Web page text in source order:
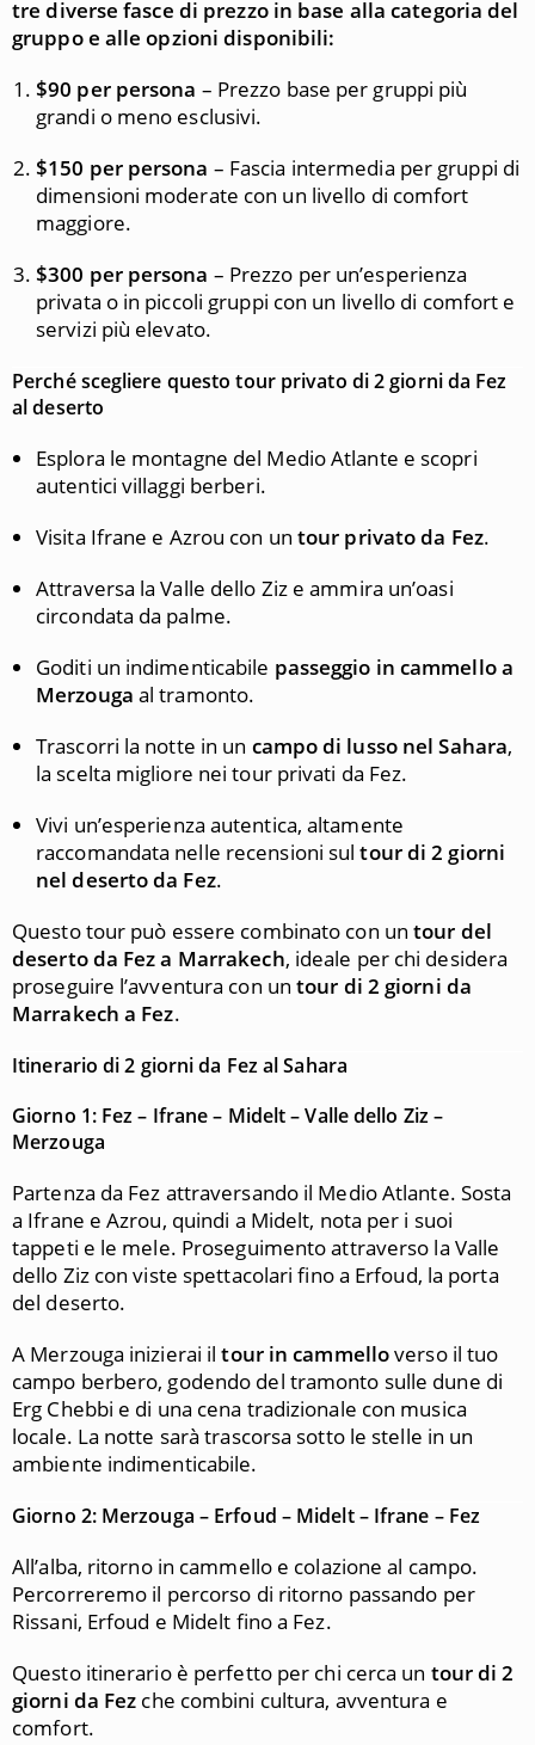
tre diverse fasce di prezzo in base alla categoria del
gruppo e alle opzioni disponibili:
$90 per persona – Prezzo base per gruppi più
grandi o meno esclusivi.
$150 per persona – Fascia intermedia per gruppi di
dimensioni moderate con un livello di comfort
maggiore.
$300 per persona – Prezzo per un’esperienza
privata o in piccoli gruppi con un livello di comfort e
servizi più elevato.
Perché scegliere questo tour privato di 2 giorni da Fez
al deserto
Esplora le montagne del Medio Atlante e scopri
autentici villaggi berberi.
Visita Ifrane e Azrou con un tour privato da Fez.
Attraversa la Valle dello Ziz e ammira un’oasi
circondata da palme.
Goditi un indimenticabile passeggio in cammello a
Merzouga al tramonto.
Trascorri la notte in un campo di lusso nel Sahara,
la scelta migliore nei tour privati da Fez.
Vivi un’esperienza autentica, altamente
raccomandata nelle recensioni sultour di 2 giorni
nel deserto da Fez.
Questo tour può essere combinato con un tour del
deserto da Fez a Marrakech, ideale per chi desidera
proseguire l’avventura con untour di 2 giorni da
Marrakech a Fez.
Itinerario di 2 giorni da Fez al Sahara
Giorno 1: Fez – Ifrane – Midelt – Valle dello Ziz –
Merzouga
Partenza da Fez attraversando il Medio Atlante. Sosta
a Ifrane e Azrou, quindi a Midelt, nota per i suoi
tappeti e le mele. Proseguimento attraverso la Valle
dello Ziz con viste spettacolari fino a Erfoud, la porta
del deserto.
A Merzouga inizierai iltour in cammelloverso il tuo
campo berbero, godendo del tramonto sulle dune di
Erg Chebbi e di una cena tradizionale con musica
locale. La notte sarà trascorsa sotto le stelle in un
ambiente indimenticabile.
Giorno 2: Merzouga – Erfoud – Midelt – Ifrane – Fez
All’alba, ritorno in cammello e colazione al campo.
Percorreremo il percorso di ritorno passando per
Rissani, Erfoud e Midelt fino a Fez.
Questo itinerario è perfetto per chi cerca un tour di 2
giorni da Fez che combini cultura, avventura e
comfort.